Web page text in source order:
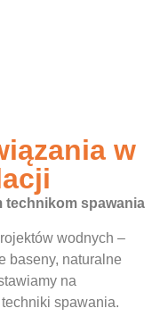
w
technikom spawania
wodnych –
baseny, naturalne
na
spawania.